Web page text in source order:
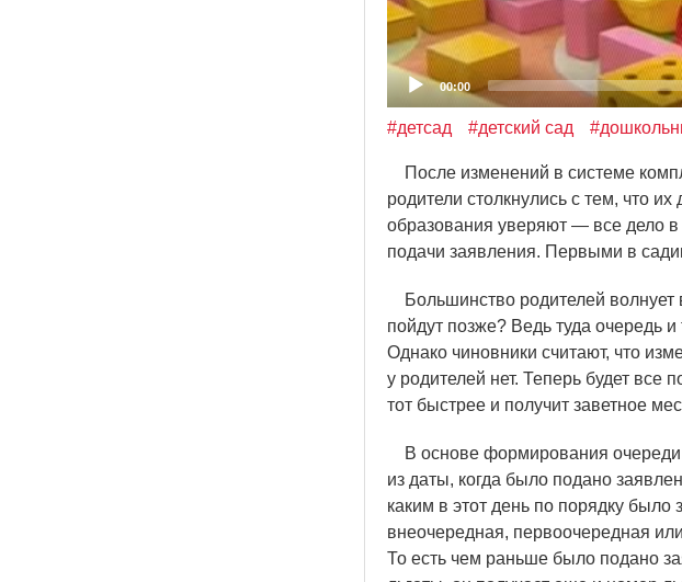
00:00
#детсад #детский сад
После изменений в системе
родители столкнулись с тем, что
образования уверяют — все дело в
подачи заявления. Первыми в
Большинство родителей волнует
пойдут позже? Ведь туда очередь
Однако чиновники считают, что
у родителей нет. Теперь будет все
тот быстрее и получит заветное
В основе формирования очереди
из даты, когда было подано
каким в этот день по порядку
внеочередная, первоочередная
То есть чем раньше было подано